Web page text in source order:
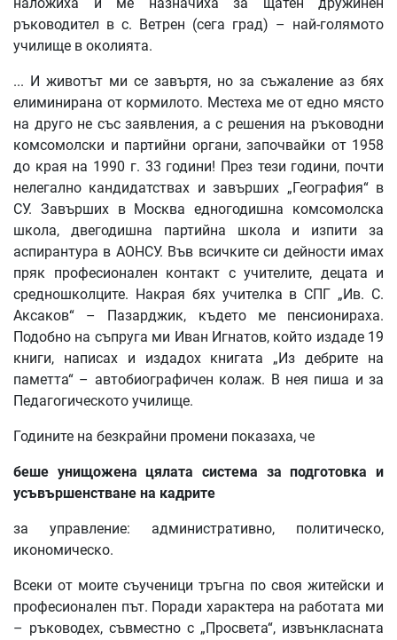
ръководител в с. Ветрен (сега град) – най-голямото
училище в околията.
... И животът ми се завъртя, но за съжаление аз бях
елиминирана от кормилото. Местеха ме от едно място
на друго не със заявления, а с решения на ръководни
комсомолски и партийни органи, започвайки от 1958
до края на 1990 г. 33 години! През тези години, почти
нелегално кандидатствах и завърших „География“ в
СУ. Завърших в Москва едногодишна комсомолска
школа, двегодишна партийна школа и изпити за
аспирантура в АОНСУ. Във всичките си дейности имах
пряк професионален контакт с учителите, децата и
средношколците. Накрая бях учителка в СПГ „Ив. С.
Аксаков“ – Пазарджик, където ме пенсионираха.
Подобно на съпруга ми Иван Игнатов, който издаде 19
книги, написах и издадох книгата „Из дебрите на
паметта“ – автобиографичен колаж. В нея пиша и за
Педагогическото училище.
Годините на безкрайни промени показаха, че
беше унищожена цялата система за подготовка и
усъвършенстване на кадрите
за управление: административно, политическо,
икономическо.
Всеки от моите съученици тръгна по своя житейски и
професионален път. Поради характера на работата ми
– ръководех, съвместно с „Просвета“, извънкласната